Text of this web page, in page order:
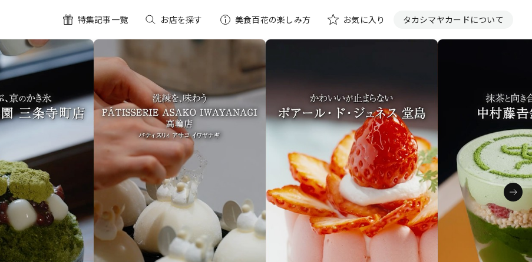
特集記事一覧 お店を探す 美食百花の楽しみ方 お気に入り タカシマヤカードについて
FEATURE
皆様だけに贈る､美食への誘い
— 「美食百花 特別プラン」をご用意 —
FEATURE
「美食百花」推しスイーツ
― あのお店のこだわりスイーツ3選 ―